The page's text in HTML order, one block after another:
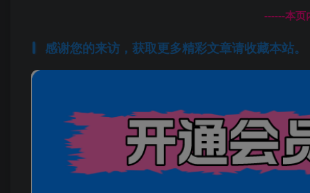
------本页
感谢您的来访，获取更多精彩文章请收藏本站。